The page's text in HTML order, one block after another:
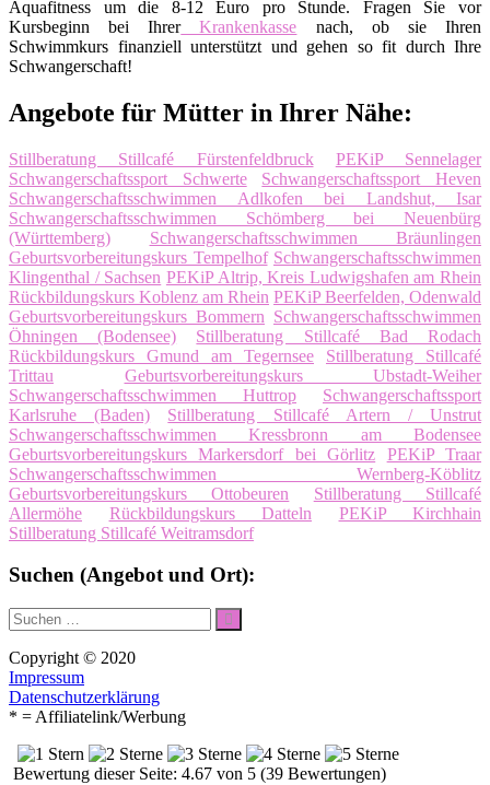
Aquafitness um die 8-12 Euro pro Stunde. Fragen Sie vor
Kursbeginn bei IhrerKrankenkasse nach, ob sie Ihren
Schwimmkurs finanziell unterstützt und gehen so fit durch Ihre
Schwangerschaft!
Angebote für Mütter in Ihrer Nähe:
Stillberatung Stillcafé Fürstenfeldbruck
PEKiP Sennelager
Schwangerschaftssport Schwerte
Schwangerschaftssport Heven
Schwangerschaftsschwimmen Adlkofen bei Landshut, Isar
Schwangerschaftsschwimmen Schömberg bei Neuenbürg
(Württemberg)
Schwangerschaftsschwimmen Bräunlingen
Geburtsvorbereitungskurs Tempelhof Schwangerschaftsschwimmen
Klingenthal / Sachsen PEKiP Altrip, Kreis Ludwigshafen am Rhein
Rückbildungskurs Koblenz am Rhein PEKiP Beerfelden, Odenwald
Geburtsvorbereitungskurs Bommern Schwangerschaftsschwimmen
Öhningen (Bodensee)
Stillberatung Stillcafé Bad Rodach
Rückbildungskurs Gmund am Tegernsee
Stillberatung Stillcafé
Trittau
Geburtsvorbereitungskurs Ubstadt-Weiher
Schwangerschaftsschwimmen Huttrop
Schwangerschaftssport
Karlsruhe (Baden)
Stillberatung Stillcafé Artern / Unstrut
Schwangerschaftsschwimmen Kressbronn am Bodensee
Geburtsvorbereitungskurs Markersdorf bei Görlitz
PEKiP Traar
Schwangerschaftsschwimmen Wernberg-Köblitz
Geburtsvorbereitungskurs Ottobeuren
Stillberatung Stillcafé
Allermöhe
Rückbildungskurs Datteln
PEKiP Kirchhain
Stillberatung Stillcafé Weitramsdorf
Suchen (Angebot und Ort):
Suche
nach:
Suchen
Copyright © 2020
Impressum
Datenschutzerklärung
* = Affiliatelink/Werbung
Bewertung dieser Seite: 4.67 von 5 (39 Bewertungen)